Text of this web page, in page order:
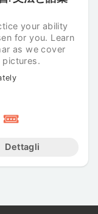
your ability
for you. Learn
as we cover
Dettagli